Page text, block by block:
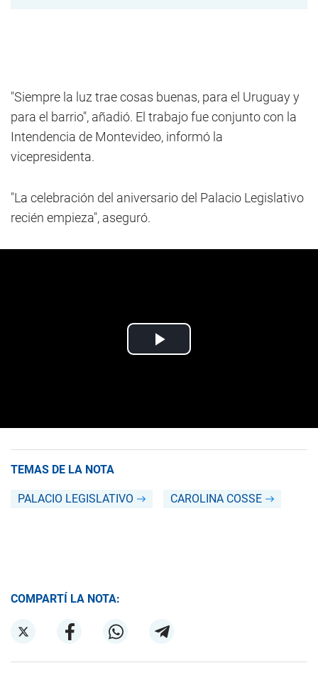
"Siempre la luz trae cosas buenas, para el Uruguay y
para el barrio", añadió. El trabajo fue conjunto con la
Intendencia de Montevideo, informó la
vicepresidenta.
"La celebración del aniversario del Palacio Legislativo
recién empieza", aseguró.
TEMAS DE LA NOTA
PALACIO LEGISLATIVO CAROLINA COSSE
COMPARTÍ LA NOTA: